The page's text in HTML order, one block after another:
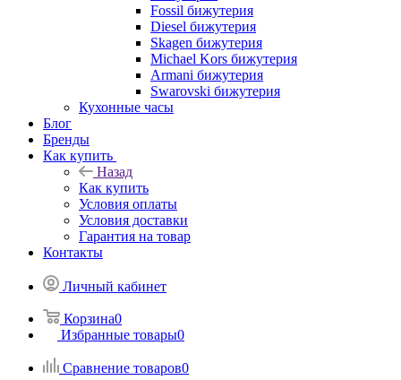
Fossil бижутерия
Diesel бижутерия
Skagen бижутерия
Michael Kors бижутерия
Armani бижутерия
Swarovski бижутерия
Кухонные часы
Блог
Бренды
Как купить
Назад
Как купить
Условия оплаты
Условия доставки
Гарантия на товар
Контакты
Личный кабинет
Корзина0
Избранные товары0
Сравнение товаров0